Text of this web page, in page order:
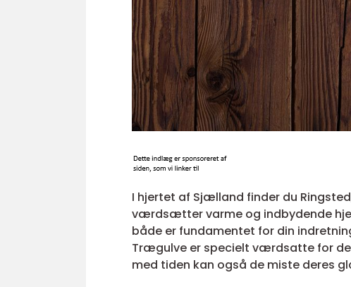
I hjertet af Sjælland finder du
værdsætter varme og indbydende
både er fundamentet for din
Trægulve er specielt værdsatte for
med tiden kan også de miste deres